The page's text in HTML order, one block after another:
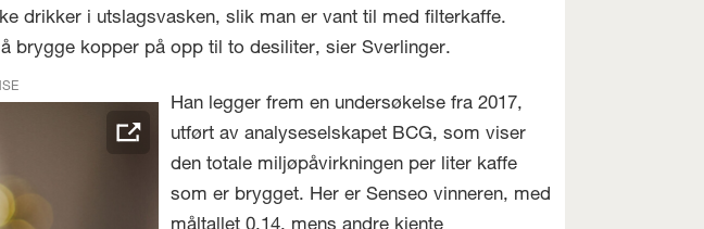
drikker i utslagsvasken, slik man er vant til med filterkaffe.
brygge kopper på opp til to desiliter, sier Sverlinger.
Han legger frem en undersøkelse fra 2017,
utført av analyseselskapet BCG, som viser
den totale miljøpåvirkningen per liter kaffe
som er brygget. Her er Senseo vinneren, med